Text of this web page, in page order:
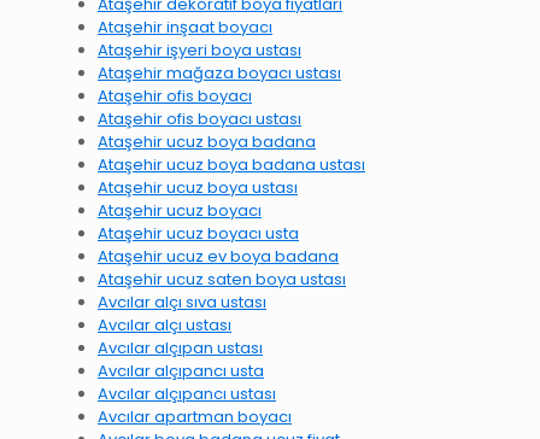
Ataşehir inşaat boyacı
Ataşehir işyeri boya ustası
Ataşehir mağaza boyacı ustası
Ataşehir ofis boyacı
Ataşehir ofis boyacı ustası
Ataşehir ucuz boya badana
Ataşehir ucuz boya badana ustası
Ataşehir ucuz boya ustası
Ataşehir ucuz boyacı
Ataşehir ucuz boyacı usta
Ataşehir ucuz ev boya badana
Ataşehir ucuz saten boya ustası
Avcılar alçı sıva ustası
Avcılar alçı ustası
Avcılar alçıpan ustası
Avcılar alçıpancı usta
Avcılar alçıpancı ustası
Avcılar apartman boyacı